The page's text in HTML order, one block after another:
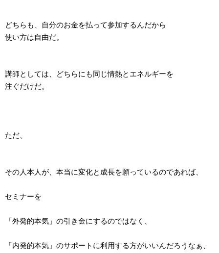
どちらも、自分のお金を払って参加するんだから
使い方は自由だ。
講師としては、どちらにも同じ情熱とエネルギーを
注ぐだけだ。
ただ、
その人本人が、本当に変化と成長を願っているのであれば、
セミナーを
「外発的本気」の引き金にするのではなく、
「内発的本気」のサポートに利用する方がいいんだろうなぁ、